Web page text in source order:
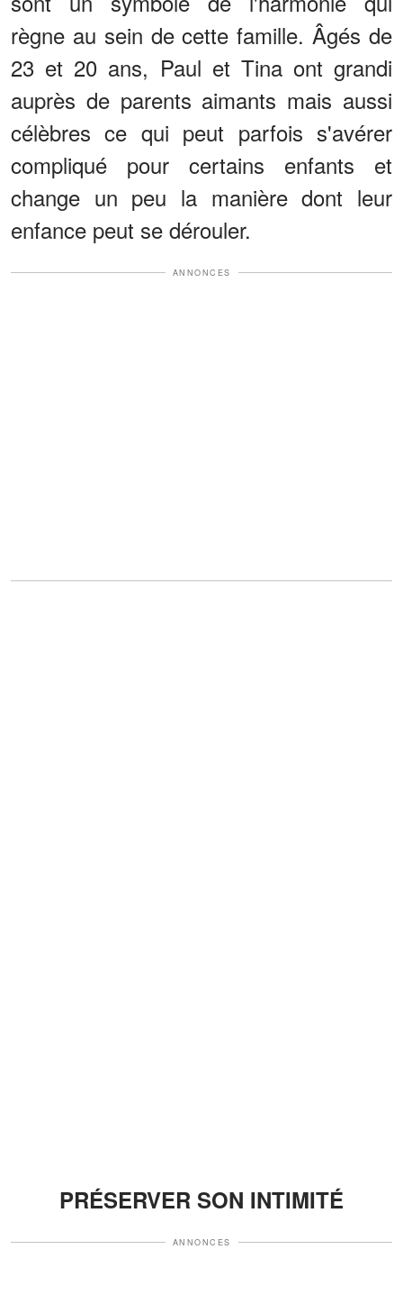
règne au sein de cette famille. Âgés de
23 et 20 ans, Paul et Tina ont grandi
auprès de parents aimants mais aussi
célèbres ce qui peut parfois s'avérer
compliqué pour certains enfants et
change un peu la manière dont leur
enfance peut se dérouler.
ANNONCES
PRÉSERVER SON INTIMITÉ
ANNONCES